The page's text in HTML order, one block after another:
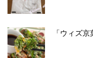
「ウィズ